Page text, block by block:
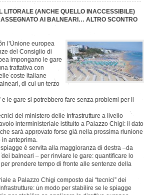
LITORALE (ANCHE QUELLO INACCESSIBILE)
ASSEGNATO AI BALNEARI… ALTRO SCONTRO
l’Unione europea
del Consiglio di
impongano le gare
trattativa con
coste italiane
di cui un terzo
le gare si potrebbero fare senza problemi per il
del ministero delle Infrastrutture a livello
interministeriale istituito a Palazzo Chigi: il dato
sarà approvato forse già nella prossima riunione
in anteprima.
è servita alla maggioranza di destra –­da
balneari – per rinviare le gare: quantificare lo
prendere tempo di fronte alle sentenze della
a Palazzo Chigi composto dai “tecnici” dei
un modo per stabilire se le spiagge